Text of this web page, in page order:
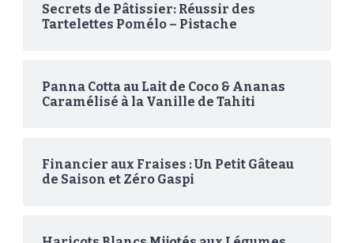
Secrets de Pâtissier: Réussir des
Tartelettes Pomélo – Pistache
Panna Cotta au Lait de Coco & Ananas
Caramélisé à la Vanille de Tahiti
Financier aux Fraises : Un Petit Gâteau
de Saison et Zéro Gaspi